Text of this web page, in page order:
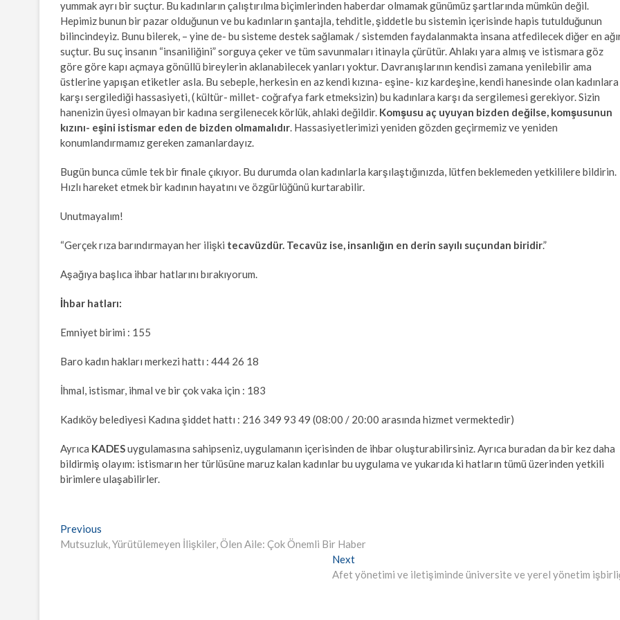
yummak ayrı bir suçtur. Bu kadınların çalıştırılma biçimlerinden haberdar olmamak günümüz şartlarında mümkün değil.
Hepimiz bunun bir pazar olduğunun ve bu kadınların şantajla, tehditle, şiddetle bu sistemin içerisinde hapis tutulduğunun
bilincindeyiz. Bunu bilerek, – yine de- bu sisteme destek sağlamak / sistemden faydalanmakta insana atfedilecek diğer en
suçtur. Bu suç insanın “insaniliğini” sorguya çeker ve tüm savunmaları itinayla çürütür. Ahlakı yara almış ve istismara göz
göre göre kapı açmaya gönüllü bireylerin aklanabilecek yanları yoktur. Davranışlarının kendisi zamana yenilebilir ama
üstlerine yapışan etiketler asla. Bu sebeple, herkesin en az kendi kızına- eşine- kız kardeşine, kendi hanesinde olan kadınlara
karşı sergilediği hassasiyeti, ( kültür- millet- coğrafya fark etmeksizin) bu kadınlara karşı da sergilemesi gerekiyor. Sizin
hanenizin üyesi olmayan bir kadına sergilenecek körlük, ahlaki değildir. Komşusu aç uyuyan bizden değilse, komşusunun
kızını- eşini istismar eden de bizden olmamalıdır . Hassasiyetlerimizi yeniden gözden geçirmemiz ve yeniden
konumlandırmamız gereken zamanlardayız.
Bugün bunca cümle tek bir finale çıkıyor. Bu durumda olan kadınlarla karşılaştığınızda, lütfen beklemeden yetkililere bildirin.
Hızlı hareket etmek bir kadının hayatını ve özgürlüğünü kurtarabilir.
Unutmayalım!
“Gerçek rıza barındırmayan her ilişki tecavüzdür. Tecavüz ise, insanlığın en derin sayılı suçundan biridir.”
Aşağıya başlıca ihbar hatlarını bırakıyorum.
İhbar hatları:
Emniyet birimi : 155
Baro kadın hakları merkezi hattı : 444 26 18
İhmal, istismar, ihmal ve bir çok vaka için : 183
Kadıköy belediyesi Kadına şiddet hattı : 216 349 93 49 (08:00 / 20:00 arasında hizmet vermektedir)
Ayrıca KADESuygulamasına sahipseniz, uygulamanın içerisinden de ihbar oluşturabilirsiniz. Ayrıca buradan da bir kez daha
bildirmiş olayım: istismarın her türlüsüne maruz kalan kadınlar bu uygulama ve yukarıda ki hatların tümü üzerinden yetkili
birimlere ulaşabilirler.
Yazı
gezinmesi
Previous
post:
Mutsuzluk, Yürütülemeyen İlişkiler, Ölen Aile: Çok Önemli Bir Haber
NextNext
post:
Afet yönetimi ve iletişiminde üniversite ve yerel yönetim